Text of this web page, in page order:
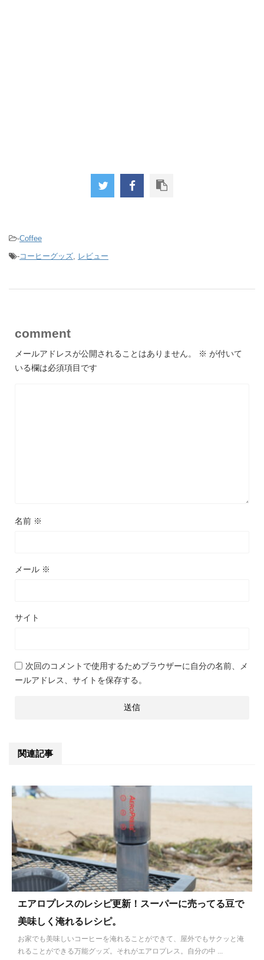
-Coffee
-コーヒーグッズ レビュー
comment
メールアドレスが公開されることはありません。 ※ が付いて
いる欄は必須項目です
名前 ※
メール ※
サイト
次回のコメントで使用するためブラウザーに自分の名前、メ
ールアドレス、サイトを保存する。
関連記事
エアロプレスのレシピ更新！スーパーに売ってる豆で
美味しく淹れるレシピ。
お家でも美味しいコーヒーを淹れることができて、屋外でもサクッと淹
れることができる万能グッズ。それがエアロプレス。自分の中 ...